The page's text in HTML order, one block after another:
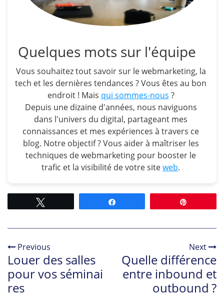
Quelques mots sur l'équipe
Vous souhaitez tout savoir sur le webmarketing, la
tech et les dernières tendances ? Vous êtes au bon
endroit ! Mais qui sommes-nous ?
Depuis une dizaine d'années, nous naviguons
dans l'univers du digital, partageant mes
connaissances et mes expériences à travers ce
blog. Notre objectif ? Vous aider à maîtriser les
techniques de webmarketing pour booster le
trafic et la visibilité de votre siteweb.
Previous
Louer des salles
pour vos séminai
res
Next
Quelle différence
entre inbound et
outbound ?